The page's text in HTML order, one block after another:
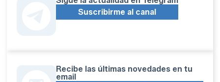
Suscribirme al canal
Recibe las últimas novedades en tu
email